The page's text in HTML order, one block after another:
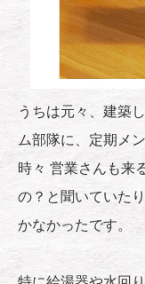
うちは元々、建築
ム部隊に、定期メ
時々 営業さんも来
の？と聞いていた
かなかったです。